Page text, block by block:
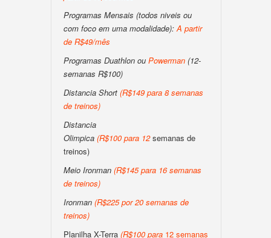
Programas Mensais (todos niveis ou
com foco em uma modalidade):A partir
de R$49/mês
Programas Duathlon ou Powerman (12-
semanas R$100)
Distancia Short (R$149 para 8 semanas
de treinos)
Distancia
Olimpica (R$100 para 12semanas de
treinos)
Meio Ironman (R$145 para 16 semanas
de treinos)
Ironman (R$225 por 20 semanas de
treinos)
Planilha X-Terra (R$100 para 12 semanas